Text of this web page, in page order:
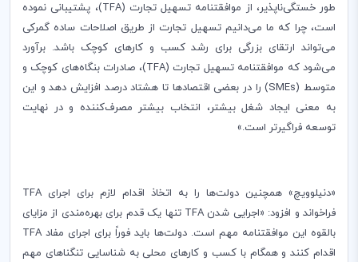
طور خستگی‌ناپذیر، از موافقتنامه تسهیل تجارت (TFA)، پشتیبانی نموده
است، چرا که ما می‌دانیم تسهیل تجارت از طریق اصلاحات ساده گمرکی
می‌تواند ارتقای بزرگی برای رشد کسب و کارهای کوچک باشد. برآورد
می‌شود که موافقتنامه تسهیل تجارت (TFA)، صادرات بنگاه‌های کوچک و
متوسط (SMEs) را در بعضی اقتصادها تا هشتاد درصد افزایش دهد و این
به معنی ایجاد شغل بیشتر، انتخاب بیشتر مصرف‌کننده و در نهایت
توسعه فراگیرتر است.»
«دنیلوویچ» همچنین دولت‌ها را به اتخاذ اقدام لازم برای اجرای TFA
فراخواند و افزود: «اجرایی شدنTFA تنها یک قدم برای بهره‌مندی از مزایای
بالقوه این موافقتنامه مهم است. دولت‌ها باید فوراً برای اجرای مفاد TFA
اقدام کنند و همگام با کسب و کارهای محلی به شناسایی تنگناهای مهم